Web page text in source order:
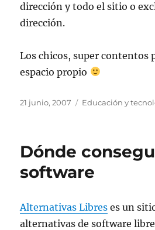
dirección y todo el sitio o
dirección.
Los chicos, super contentos
espacio propio
Publicado
21 junio, 2007 Categorías
Educación y
Dónde
software
Alternativas Libres es un
alternativas de software